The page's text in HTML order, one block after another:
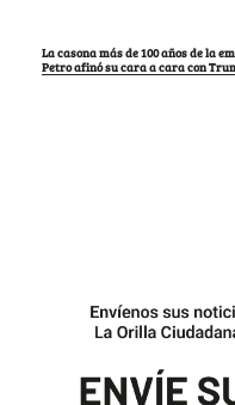
La casona más de 100 años de la
Petro afinó su cara a cara con